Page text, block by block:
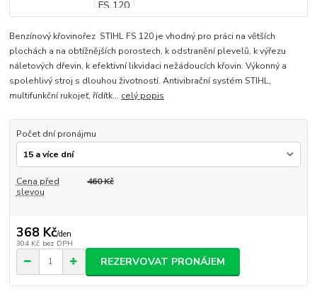
Benzínový křovinořez STIHL FS 120 je vhodný pro práci na větších
plochách a na obtížnějších porostech, k odstranění plevelů, k výřezu
náletových dřevin, k efektivní likvidaci nežádoucích křovin. Výkonný a
spolehlivý stroj s dlouhou životností. Antivibrační systém STIHL,
multifunkční rukojeť, řídítk... celý popis
Počet dní pronájmu
Cena před
slevou
460 Kč
368 Kč/den
304 Kč bez DPH
REZERVOVAT PRONÁJEM